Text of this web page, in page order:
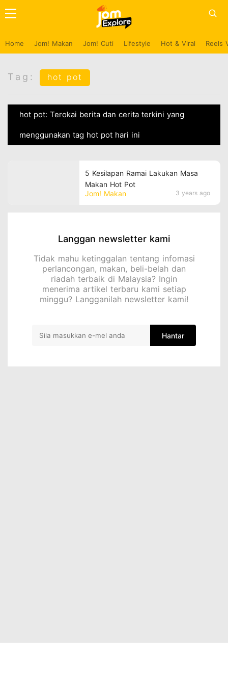
Home Jom! Makan Jom! Cuti Lifestyle Hot & Viral Reels
Tag: hot pot
hot pot: Terokai berita dan cerita terkini yang
menggunakan tag hot pot hari ini
Jom! Makan 3 years ago
5 Kesilapan Ramai Lakukan Masa
Makan Hot Pot
Langgan newsletter kami
Tidak mahu ketinggalan tentang infomasi
perlancongan, makan, beli-belah dan
riadah terbaik di Malaysia? Ingin
menerima artikel terbaru kami setiap
minggu? Langganilah newsletter kami!
Hantar